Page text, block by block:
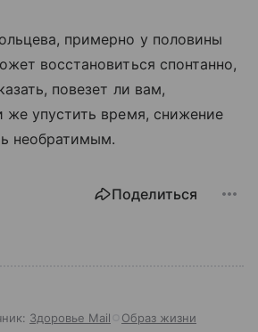
примерно у половины
восстановиться спонтанно,
повезет ли вам,
же упустить время, снижение
необратимым.
Поделиться
Здоровье Mail Образ жизни